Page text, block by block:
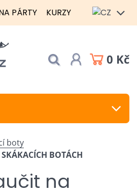
PÁRTY KURZY
0 Kč
boty
BOTÁCH
na